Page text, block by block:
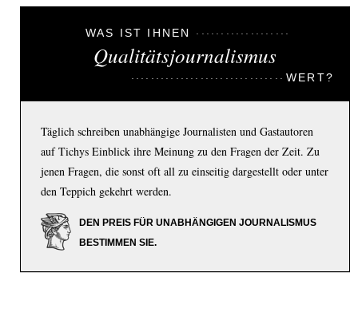
WAS IST IHNEN
Qualitätsjournalismus
WERT?
Täglich schreiben unabhängige Journalisten und Gastautoren
auf Tichys Einblick ihre Meinung zu den Fragen der Zeit. Zu
jenen Fragen, die sonst oft all zu einseitig dargestellt oder unter
den Teppich gekehrt werden.
DEN PREIS FÜR UNABHÄNGIGEN JOURNALISMUS
BESTIMMEN SIE.